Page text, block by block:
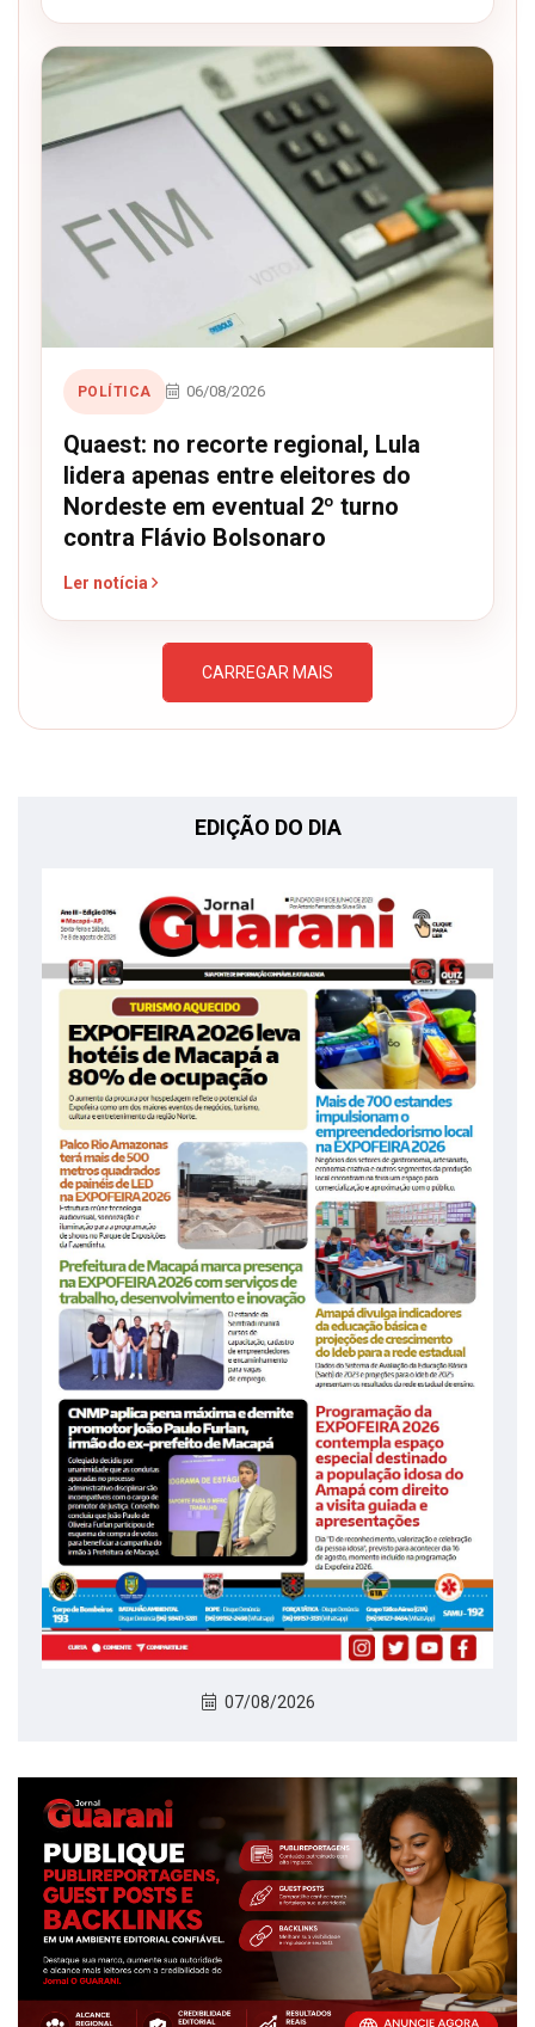
POLÍTICA 06/08/2026
Quaest: no recorte regional, Lula
lidera apenas entre eleitores do
Nordeste em eventual 2º turno
contra Flávio Bolsonaro
Ler notícia
CARREGAR MAIS
EDIÇÃO DO DIA
07/08/2026